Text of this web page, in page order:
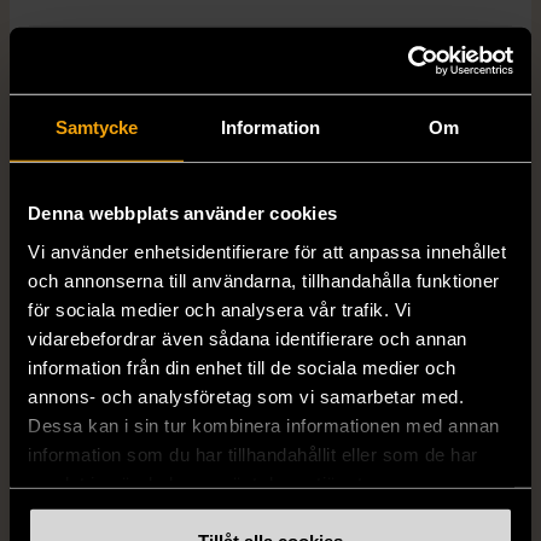
Samtycke Information Om
Denna webbplats använder cookies
Vi använder enhetsidentifierare för att anpassa innehållet
och annonserna till användarna, tillhandahålla funktioner
för sociala medier och analysera vår trafik. Vi
vidarebefordrar även sådana identifierare och annan
information från din enhet till de sociala medier och
annons- och analysföretag som vi samarbetar med.
Dessa kan i sin tur kombinera informationen med annan
information som du har tillhandahållit eller som de har
Mått ca: Diameter: 6 cm, Höjd: 24 cm
Färg Svart
Produkten är unik och finns enbart som 1 st i lager.
14 dagars ångerrät.